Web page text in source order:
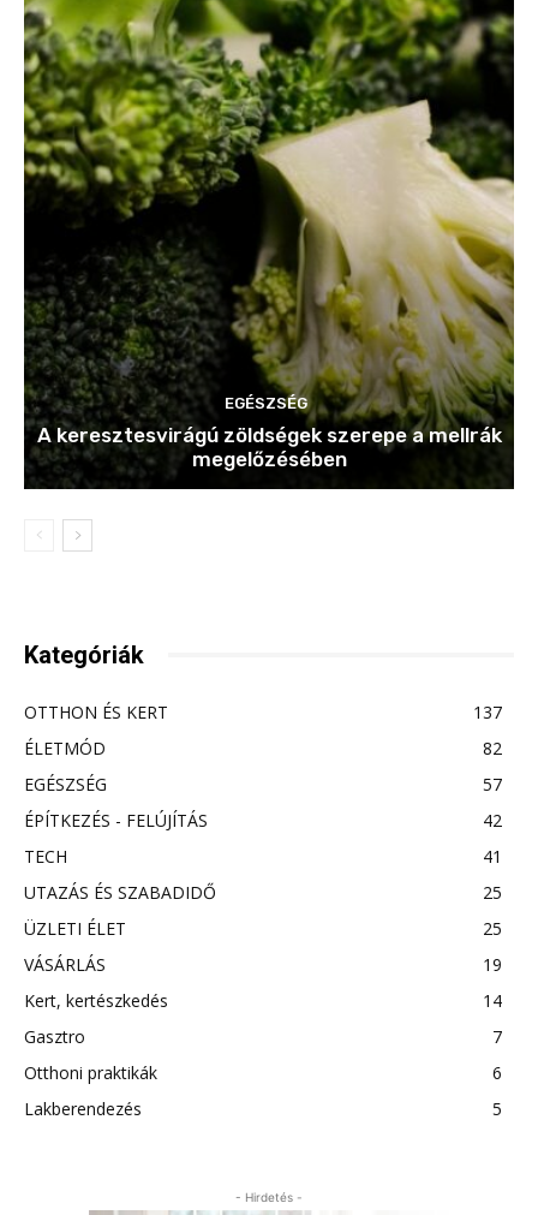
EGÉSZSÉG
A keresztesvirágú zöldségek szerepe a mellrák
megelőzésében
Kategóriák
OTTHON ÉS KERT
137
ÉLETMÓD
82
EGÉSZSÉG
57
ÉPÍTKEZÉS - FELÚJÍTÁS
42
TECH
41
UTAZÁS ÉS SZABADIDŐ
25
ÜZLETI ÉLET
25
VÁSÁRLÁS
19
Kert, kertészkedés
14
Gasztro
7
Otthoni praktikák
6
Lakberendezés
5
- Hirdetés -